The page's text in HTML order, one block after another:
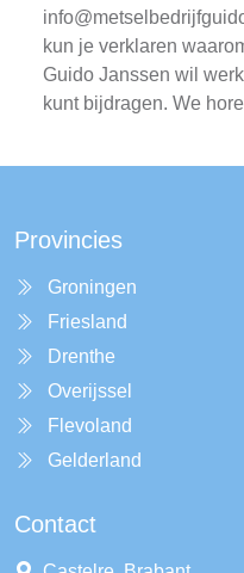
kun je verklaren
Guido Janssen wil
kunt bijdragen. We
Provincies
Groningen
Friesland
Drenthe
Overijssel
Flevoland
Gelderland
Contact